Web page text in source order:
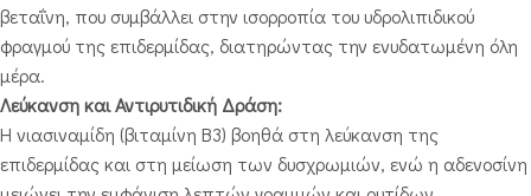
βεταΐνη, που συμβάλλει στην ισορροπία του υδρολιπιδικού
φραγμού της επιδερμίδας, διατηρώντας την ενυδατωμένη όλη
μέρα.
Λεύκανση και Αντιρυτιδική Δράση:
Η νιασιναμίδη (βιταμίνη Β3) βοηθά στη λεύκανση της
επιδερμίδας και στη μείωση των δυσχρωμιών, ενώ η αδενοσίνη